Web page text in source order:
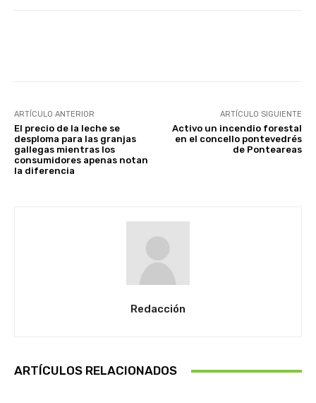
ARTÍCULO ANTERIOR
El precio de la leche se
desploma para las granjas
gallegas mientras los
consumidores apenas notan
la diferencia
ARTÍCULO SIGUIENTE
Activo un incendio forestal
en el concello pontevedrés
de Ponteareas
Redacción
ARTÍCULOS RELACIONADOS